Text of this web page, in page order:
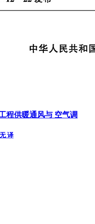
程供暖通风与 空气调
译